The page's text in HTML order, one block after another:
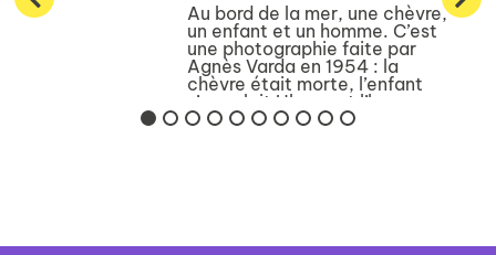
Au bord de la mer, une chèvre,
un enfant et un homme. C’est
une photographie faite par
Agnès Varda en 1954 : la
chèvre était morte, l’enfant
s’appelait Ulysse et l’homme
était nu. À partir de cette